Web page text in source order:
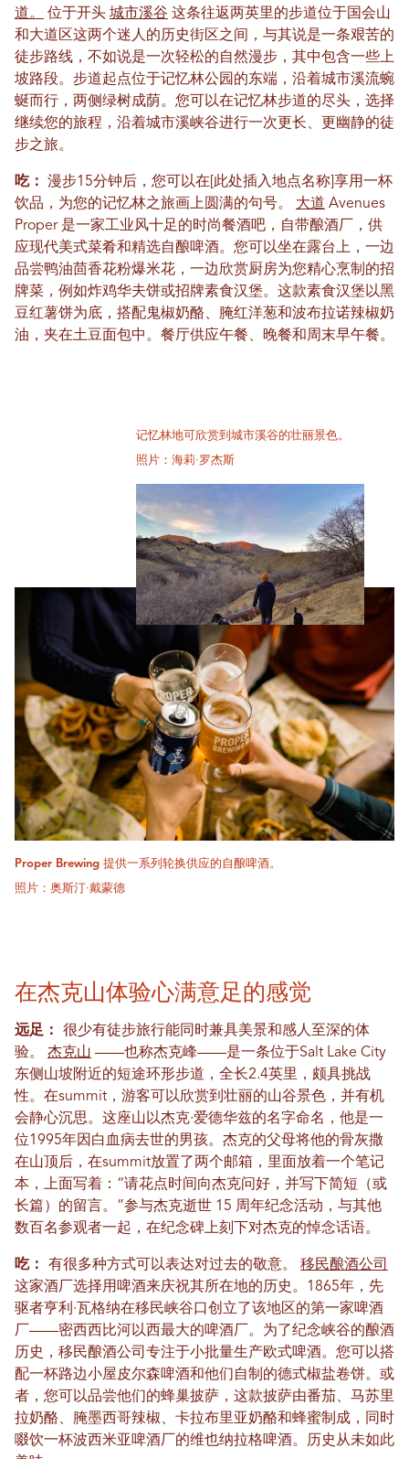
道。
位于开头 城市溪谷 这条往返两英里的步道位于国会山
和大道区这两个迷人的历史街区之间，与其说是一条艰苦的
徒步路线，不如说是一次轻松的自然漫步，其中包含一些上
坡路段。步道起点位于记忆林公园的东端，沿着城市溪流蜿
蜒而行，两侧绿树成荫。您可以在记忆林步道的尽头，选择
继续您的旅程，沿着城市溪峡谷进行一次更长、更幽静的徒
步之旅。
吃：
漫步15分钟后，您可以在[此处插入地点名称]享用一杯
饮品，为您的记忆林之旅画上圆满的句号。 大道 Avenues
Proper 是一家工业风十足的时尚餐酒吧，自带酿酒厂，供
应现代美式菜肴和精选自酿啤酒。您可以坐在露台上，一边
品尝鸭油茴香花粉爆米花，一边欣赏厨房为您精心烹制的招
牌菜，例如炸鸡华夫饼或招牌素食汉堡。这款素食汉堡以黑
豆红薯饼为底，搭配鬼椒奶酪、腌红洋葱和波布拉诺辣椒奶
油，夹在土豆面包中。餐厅供应午餐、晚餐和周末早午餐。
记忆林地可欣赏到城市溪谷的壮丽景色。
照片：海莉·罗杰斯
Proper Brewing 提供一系列轮换供应的自酿啤酒。
照片：奥斯汀·戴蒙德
在杰克山体验心满意足的感觉
远足： 很少有徒步旅行能同时兼具美景和感人至深的体
验。 杰克山 ——也称杰克峰——是一条位于Salt Lake City
东侧山坡附近的短途环形步道，全长2.4英里，颇具挑战
性。在summit，游客可以欣赏到壮丽的山谷景色，并有机
会静心沉思。这座山以杰克·爱德华兹的名字命名，他是一
位1995年因白血病去世的男孩。杰克的父母将他的骨灰撒
在山顶后，在summit放置了两个邮箱，里面放着一个笔记
本，上面写着：“请花点时间向杰克问好，并写下简短（或
长篇）的留言。”参与杰克逝世 15 周年纪念活动，与其他
数百名参观者一起，在纪念碑上刻下对杰克的悼念话语。
吃： 有很多种方式可以表达对过去的敬意。 移民酿酒公司
这家酒厂选择用啤酒来庆祝其所在地的历史。1865年，先
驱者亨利·瓦格纳在移民峡谷口创立了该地区的第一家啤酒
厂——密西西比河以西最大的啤酒厂。为了纪念峡谷的酿酒
历史，移民酿酒公司专注于小批量生产欧式啤酒。您可以搭
配一杯路边小屋皮尔森啤酒和他们自制的德式椒盐卷饼。或
者，您可以品尝他们的蜂巢披萨，这款披萨由番茄、马苏里
拉奶酪、腌墨西哥辣椒、卡拉布里亚奶酪和蜂蜜制成，同时
啜饮一杯波西米亚啤酒厂的维也纳拉格啤酒。历史从未如此